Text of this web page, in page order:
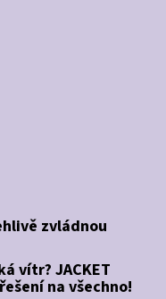
zvládnou
vítr? JACKET
na všechno!